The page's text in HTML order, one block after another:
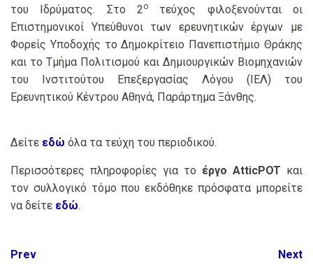
του Ιδρύματος. Στο 2ο
τεύχος φιλοξενούνται οι
Επιστημονικοί Υπεύθυνοι των ερευνητικών έργων με
Φορείς Υποδοχής το Δημοκρίτειο Πανεπιστήμιο Θράκης
και το Τμήμα Πολιτισμού και Δημιουργικών Βιομηχανιών
του Ινστιτούτου Επεξεργασίας Λόγου (ΙΕΛ) του
Ερευνητικού Κέντρου Αθηνά, Παράρτημα Ξάνθης.
Δείτε εδώ όλα τα τεύχη του περιοδικού.
Περισσότερες πληροφορίες για το έργο AtticPOT και
τον συλλογικό τόμο που εκδόθηκε πρόσφατα μπορείτε
να δείτε εδώ.
Post
Prev Next